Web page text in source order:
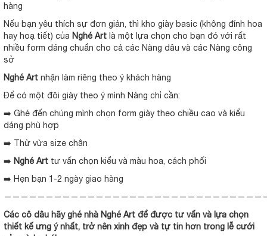
hàng
Nếu bạn yêu thích sự đơn giản, thì kho giày basic (không đính hoa
hay hoạ tiết) của Nghé Art là một lựa chọn cho bạn đó với rất
nhiều form dáng chuẩn cho cả các Nàng dâu và các Nàng công
sở
Nghé Art nhận làm riêng theo ý khách hàng
Để có một đôi giày theo ý mình Nàng chỉ cần:
➡️ Ghé đến chúng mình chọn form giày theo chiều cao và kiểu
dáng phù hợp
➡️ Thử vừa size chân
➡️ Nghé Art tư vấn chọn kiểu và màu hoa, cách phối
➡️ Hẹn bạn 1-2 ngày giao hàng
Các cô dâu hãy ghé nhà Nghé Art để được tư vấn và lựa chọn
thiết kế ưng ý nhất, trở nên xinh đẹp và tự tin hơn trong lễ cưới